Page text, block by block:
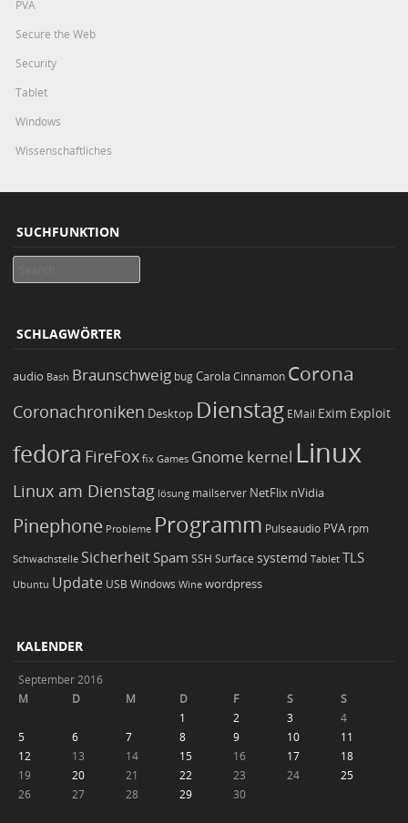
PVA
Secure the Web
Security
Tablet
Windows
Wissenschaftliches
SUCHFUNKTION
SCHLAGWÖRTER
audio Bash Braunschweig bugCarola Cinnamon Corona
Coronachroniken Desktop Dienstag EMail Exim Exploit
fedora FireFox fix Games Gnome kernel Linux
Linux am Dienstag lösung mailserver NetFlix nVidia
Pinephone Probleme Programm Pulseaudio PVA rpm
Schwachstelle Sicherheit Spam SSH Surface systemd Tablet TLS
Ubuntu Update USB Windows Wine wordpress
KALENDER
September 2016
M
D M D F S
S
1
2 3
4
5
6 7 8 9 10
11
12
13 14 15 16 17
18
19
20 21 22 23 24
25
26
27 28 29 30